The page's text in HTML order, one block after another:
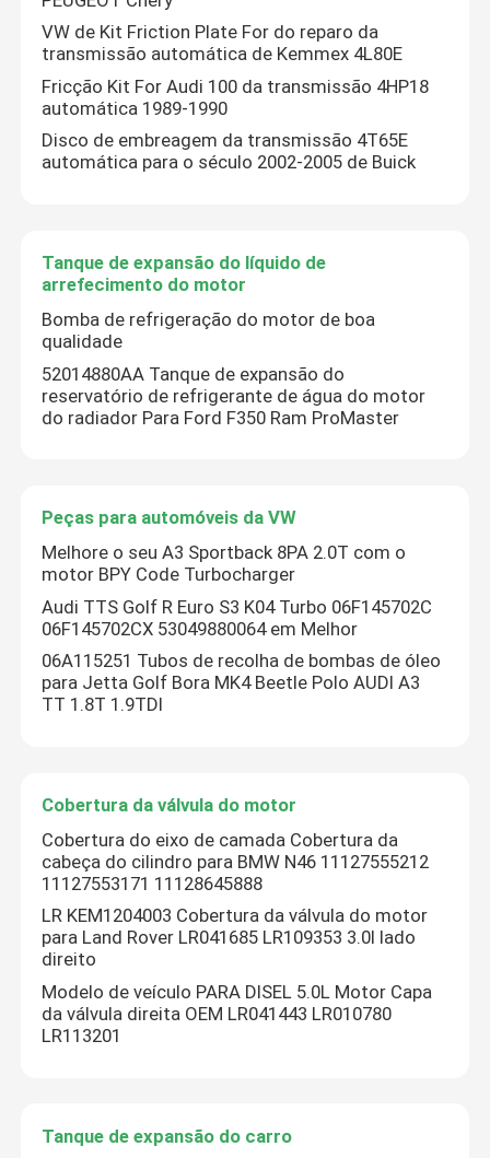
Kit de suspensão do volante
Peças sobressalentes de motores
VW de Kit Friction Plate For do reparo da
transmissão automática de Kemmex 4L80E
Fricção Kit For Audi 100 da transmissão 4HP18
automática 1989-1990
Disco de embreagem da transmissão 4T65E
automática para o século 2002-2005 de Buick
Tanque de expansão do líquido de
arrefecimento do motor
Bomba de refrigeração do motor de boa
qualidade
52014880AA Tanque de expansão do
reservatório de refrigerante de água do motor
do radiador Para Ford F350 Ram ProMaster
Peças para automóveis da VW
Melhore o seu A3 Sportback 8PA 2.0T com o
motor BPY Code Turbocharger
Audi TTS Golf R Euro S3 K04 Turbo 06F145702C
06F145702CX 53049880064 em Melhor
06A115251 Tubos de recolha de bombas de óleo
para Jetta Golf Bora MK4 Beetle Polo AUDI A3
TT 1.8T 1.9TDI
Cobertura da válvula do motor
Cobertura do eixo de camada Cobertura da
cabeça do cilindro para BMW N46 11127555212
11127553171 11128645888
LR KEM1204003 Cobertura da válvula do motor
para Land Rover LR041685 LR109353 3.0l lado
direito
Modelo de veículo PARA DISEL 5.0L Motor Capa
da válvula direita OEM LR041443 LR010780
LR113201
Tanque de expansão do carro